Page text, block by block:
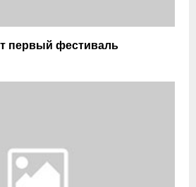
первый фестиваль